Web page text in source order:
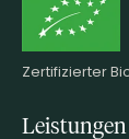
Zertifizierter